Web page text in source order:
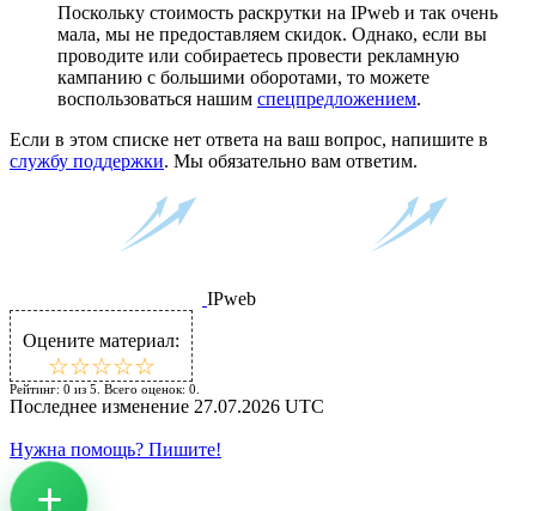
Поскольку стоимость раскрутки на IPweb и так очень
мала, мы не предоставляем скидок. Однако, если вы
проводите или собираетесь провести рекламную
кампанию с большими оборотами, то можете
воспользоваться нашим спецпредложением.
Если в этом списке нет ответа на ваш вопрос, напишите в
службу поддержки. Мы обязательно вам ответим.
IPweb
Оцените материал:
☆☆☆☆☆
★★★★★
Рейтинг: 0 из 5 . Всего оценок: 0
Последнее изменение 27.07.2026 UTC
Нужна помощь? Пишите!